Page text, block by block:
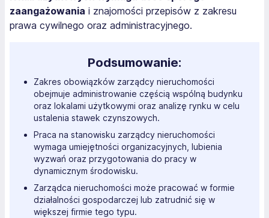
zaangażowania i znajomości przepisów z zakresu
prawa cywilnego oraz administracyjnego.
Podsumowanie:
Zakres obowiązków zarządcy nieruchomości
obejmuje administrowanie częścią wspólną budynku
oraz lokalami użytkowymi oraz analizę rynku w celu
ustalenia stawek czynszowych.
Praca na stanowisku zarządcy nieruchomości
wymaga umiejętności organizacyjnych, lubienia
wyzwań oraz przygotowania do pracy w
dynamicznym środowisku.
Zarządca nieruchomości może pracować w formie
działalności gospodarczej lub zatrudnić się w
większej firmie tego typu.